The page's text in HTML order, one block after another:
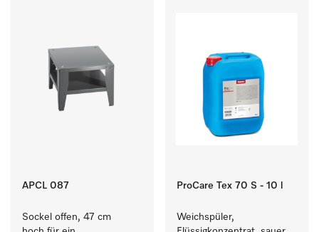
APCL 087
Sockel offen, 47 cm
ProCare Tex 70 S - 10 l
Weichspüler,